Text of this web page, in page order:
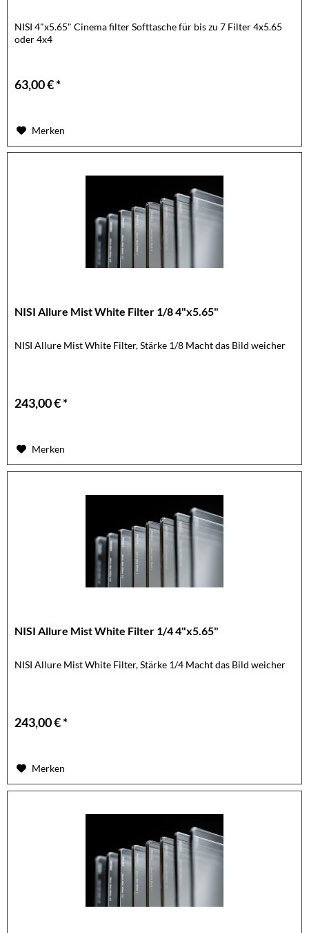
NISI 4"x5.65" Cinema filter Softtasche für bis zu 7 Filter 4x5.65
oder 4x4
63,00 € *
Merken
NISI Allure Mist White Filter 1/8 4"x5.65"
NISI Allure Mist White Filter, Stärke 1/8 Macht das Bild weicher
243,00 € *
Merken
NISI Allure Mist White Filter 1/4 4"x5.65"
NISI Allure Mist White Filter, Stärke 1/4 Macht das Bild weicher
243,00 € *
Merken